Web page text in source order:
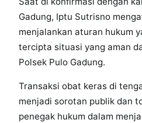
Gadung, Iptu Sutrisno
menjalankan aturan hukum
tercipta situasi yang aman
Polsek Pulo Gadung.
Transaksi obat keras di
menjadi sorotan publik dan
penegak hukum dalam